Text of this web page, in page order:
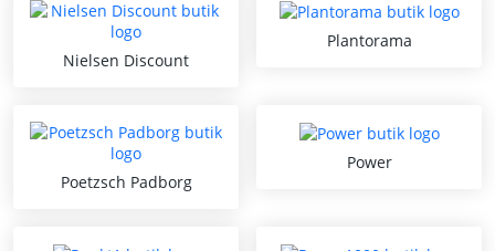
Nielsen Discount
Plantorama
Poetzsch Padborg
Power